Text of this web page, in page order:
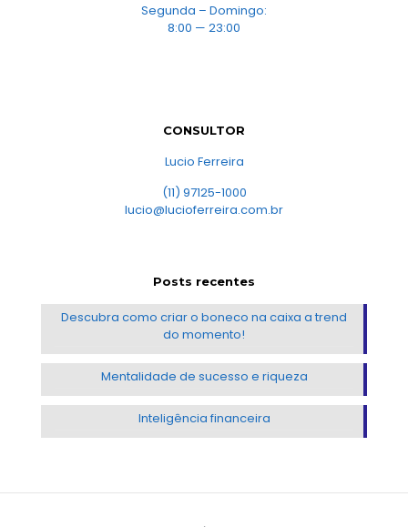
Segunda – Domingo:
8:00 — 23:00
CONSULTOR
Lucio Ferreira
(11) 97125-1000
lucio@lucioferreira.com.br
Posts recentes
Descubra como criar o boneco na caixa a trend
do momento!
Mentalidade de sucesso e riqueza
Inteligência financeira